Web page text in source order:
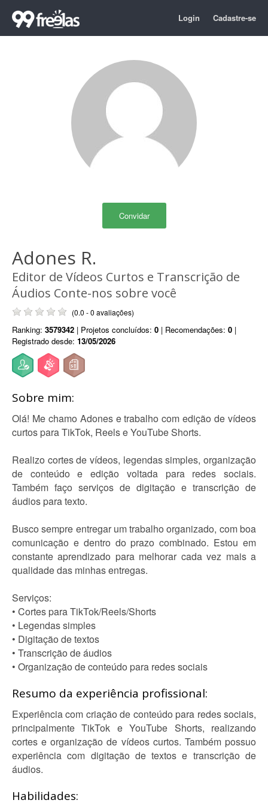
Login Cadastre-se
Convidar
Adones R.
Editor de Vídeos Curtos e Transcrição de
Áudios Conte-nos sobre você
(0.0 - 0 avaliações)
Ranking: 3579342 | Projetos concluídos: 0 | Recomendações: 0 |
Registrado desde: 13/05/2026
Sobre mim:
Olá! Me chamo Adones e trabalho com edição de vídeos
curtos para TikTok, Reels e YouTube Shorts.
Realizo cortes de vídeos, legendas simples, organização
de conteúdo e edição voltada para redes sociais.
Também faço serviços de digitação e transcrição de
áudios para texto.
Busco sempre entregar um trabalho organizado, com boa
comunicação e dentro do prazo combinado. Estou em
constante aprendizado para melhorar cada vez mais a
qualidade das minhas entregas.
Serviços:
• Cortes para TikTok/Reels/Shorts
• Legendas simples
• Digitação de textos
• Transcrição de áudios
• Organização de conteúdo para redes sociais
Resumo da experiência profissional:
Experiência com criação de conteúdo para redes sociais,
principalmente TikTok e YouTube Shorts, realizando
cortes e organização de vídeos curtos. Também possuo
experiência com digitação de textos e transcrição de
áudios.
Habilidades: